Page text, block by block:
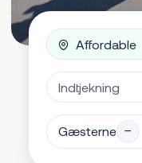
Gæsterne